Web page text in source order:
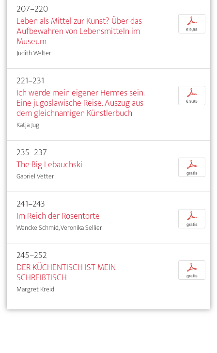
207–220
Leben als Mittel zur Kunst? Über das
Aufbewahren von Lebensmitteln im
Museum
Judith Welter
p
€ 9,95
221–231
Ich werde mein eigener Hermes sein.
Eine jugoslawische Reise. Auszug aus
dem gleichnamigen Künstlerbuch
Katja Jug
p
€ 9,95
235–237
The Big Lebauchski
Gabriel Vetter
p
gratis
241–243
Im Reich der Rosentorte
Wencke Schmid, Veronika Sellier
p
gratis
245–252
DER KÜCHENTISCH IST MEIN
SCHREIBTISCH
Margret Kreidl
p
gratis